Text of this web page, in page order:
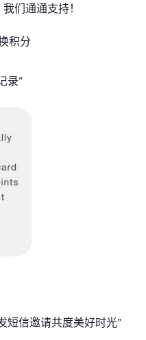
们通通支持！
积分
录”
短信邀请共度美好时光”